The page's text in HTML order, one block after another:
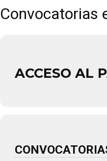
Convocatorias
ACCESO AL